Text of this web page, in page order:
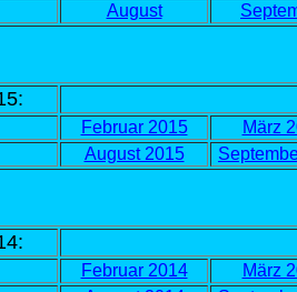
August
Februar 2015
März
August 2015
Februar 2014
März